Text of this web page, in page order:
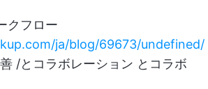
クフロー
ja/blog/69673/undefined/
/とコラボレーション とコラボ